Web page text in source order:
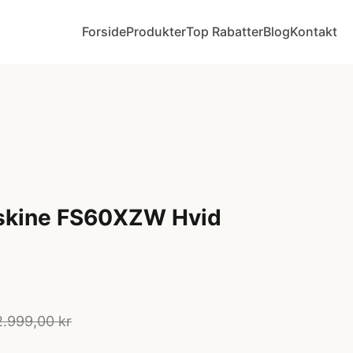
ForsideProdukterTop RabatterBlogKontakt
FS60XZW Hvid
kr